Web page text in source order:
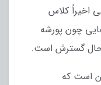
اخیراً کلاس
چون پورشه
است که